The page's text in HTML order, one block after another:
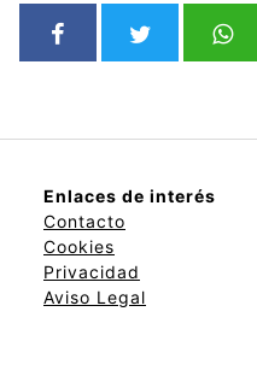
Enlaces de interés
Contacto
Cookies
Privacidad
Aviso Legal